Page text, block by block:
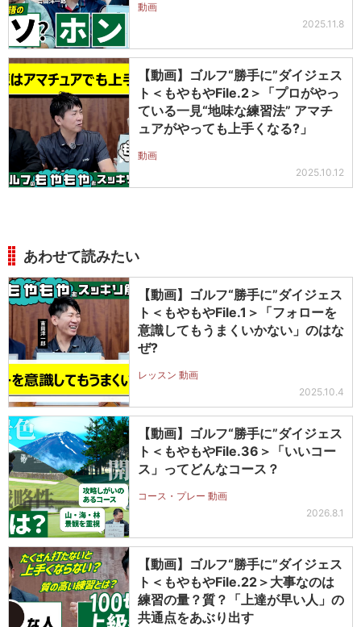
動画
2025.11.8
【動画】ゴルフ“勝手に”ダイジェス
ト＜もやもやFile.2＞「プロがやっ
ている一見“地味な練習法” アマチ
ュアがやっても上手くなる?」
動画
2025.10.12
あわせて読みたい
【動画】ゴルフ“勝手に”ダイジェス
ト＜もやもやFile.1＞「フォローを
意識してもうまくいかない」のはな
ぜ?
レッスン 動画
2025.10.4
【動画】ゴルフ“勝手に”ダイジェス
ト＜もやもやFile.36＞「いいコー
ス」ってどんなコース？
コース・プレー 動画
2026.8.1
【動画】ゴルフ“勝手に”ダイジェス
ト＜もやもやFile.22＞大事なのは
練習の量？質？「上達が早い人」の
共通点をあぶり出す